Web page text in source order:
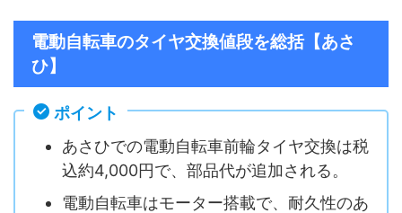
電動自転車のタイヤ交換値段を総括【あさ
ひ】
ポイント
あさひでの電動自転車前輪タイヤ交換は税
込約4,000円で、部品代が追加される。
電動自転車はモーター搭載で、耐久性のあ